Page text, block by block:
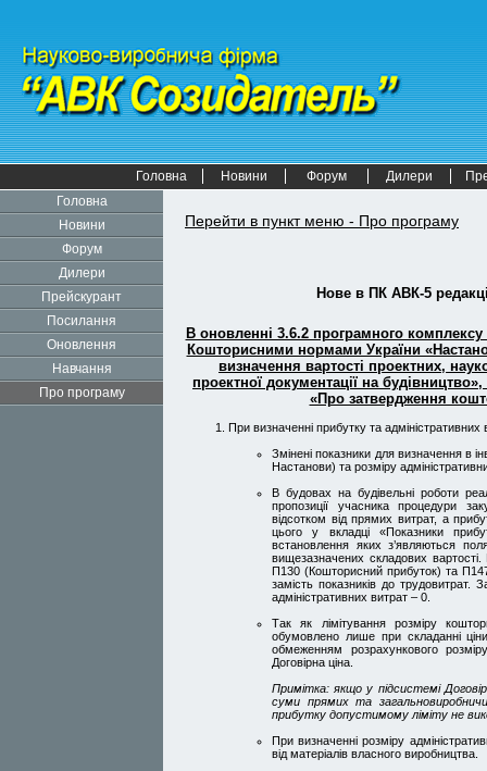
Головна Новини Форум Дилери
Головна
Новини
Форум
Дилери
Прейскурант
Посилання
Оновлення
Навчання
Про програму
Перейти в пункт меню - Про програму
Нове в ПК АВК-5
В оновленні 3.6.2 програмного комплексу
Кошторисними нормами України
визначення вартості проектних,
проектної документації на
«Про затвердження
При визначенні прибутку та
Змінені показники для визначення в
Настанови) та розміру
В будовах на будівельні роботи
пропозиції учасника процедури
відсотком від прямих витрат, а
цього у вкладці «Показники
встановлення яких з’являються
вищезазначених складових
П130 (Кошторисний прибуток) та
замість показників до
адміністративних витрат – 0.
Так як лімітування розміру
обумовлено лише при складанні
обмеженням розрахункового
Договірна ціна.
Примітка: якщо у підсистемі
суми прямих та
прибутку допустимому ліміту не
При визначенні розміру
від матеріалів власного виробництва.